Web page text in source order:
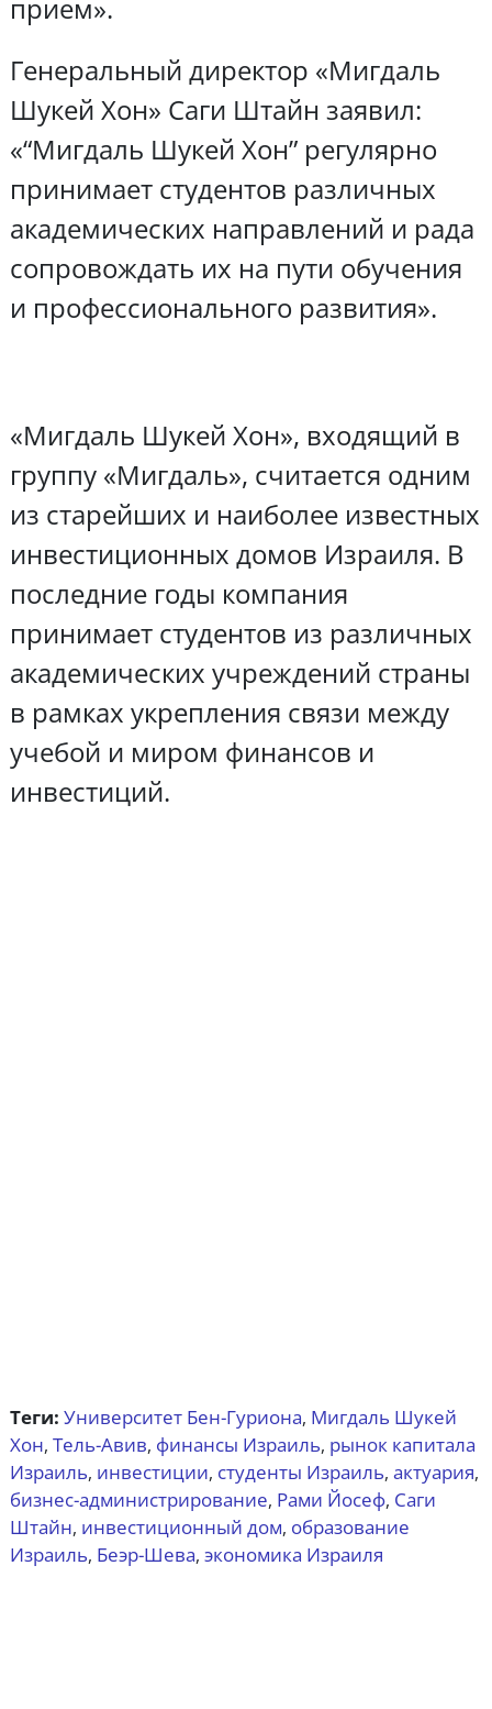
прием».
Генеральный директор «Мигдаль
Шукей Хон» Саги Штайн заявил:
«“Мигдаль Шукей Хон” регулярно
принимает студентов различных
академических направлений и рада
сопровождать их на пути обучения
и профессионального развития».
«Мигдаль Шукей Хон», входящий в
группу «Мигдаль», считается одним
из старейших и наиболее известных
инвестиционных домов Израиля. В
последние годы компания
принимает студентов из различных
академических учреждений страны
в рамках укрепления связи между
учебой и миром финансов и
инвестиций.
Теги: Университет Бен-Гуриона, Мигдаль Шукей
Хон, Тель-Авив, финансы Израиль, рынок капитала
Израиль, инвестиции, студенты Израиль, актуария,
бизнес-администрирование, Рами Йосеф, Саги
Штайн, инвестиционный дом, образование
Израиль, Беэр-Шева, экономика Израиля